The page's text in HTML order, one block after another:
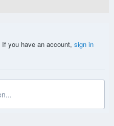
you have an account, sign in